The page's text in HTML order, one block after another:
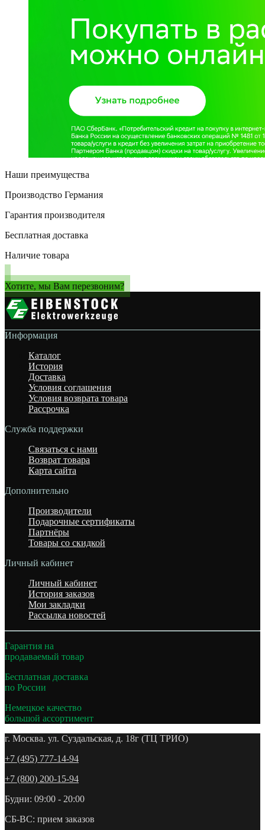
Наши преимущества
Производство Германия
Гарантия производителя
Бесплатная доставка
Наличие товара
Хотите, мы Вам перезвоним?
Информация
Каталог
История
Доставка
Условия соглашения
Условия возврата товара
Рассрочка
Служба поддержки
Связаться с нами
Возврат товара
Карта сайта
Дополнительно
Производители
Подарочные сертификаты
Партнёры
Товары со скидкой
Личный кабинет
Личный кабинет
История заказов
Мои закладки
Рассылка новостей
Гарантия на
продаваемый товар
Бесплатная доставка
по России
Немецкое качество
большой ассортимент
г. Москва. ул. Суздальская, д. 18г (ТЦ ТРИО)
+7 (495) 777-14-94
+7 (800) 200-15-94
Будни: 09:00 - 20:00
СБ-ВС: прием заказов